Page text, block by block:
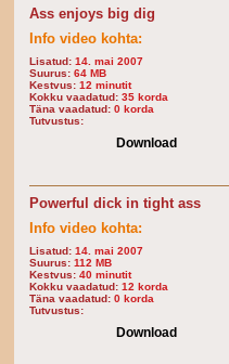
Ass enjoys big dig
Info video kohta:
Lisatud: 14. mai 2007
Suurus: 64 MB
Kestvus: 12 minutit
Kokku vaadatud: 35 korda
Täna vaadatud: 0 korda
Tutvustus:
Download
Powerful dick in tight ass
Info video kohta:
Lisatud: 14. mai 2007
Suurus: 112 MB
Kestvus: 40 minutit
Kokku vaadatud: 12 korda
Täna vaadatud: 0 korda
Tutvustus:
Download